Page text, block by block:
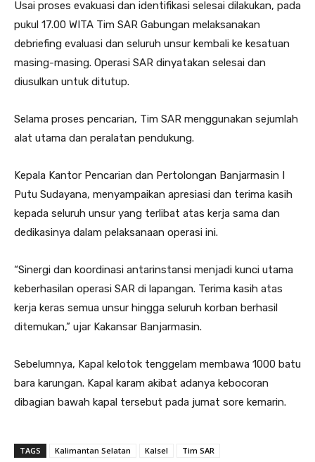
Usai proses evakuasi dan identifikasi selesai dilakukan, pada
pukul 17.00 WITA Tim SAR Gabungan melaksanakan
debriefing evaluasi dan seluruh unsur kembali ke kesatuan
masing-masing. Operasi SAR dinyatakan selesai dan
diusulkan untuk ditutup.
Selama proses pencarian, Tim SAR menggunakan sejumlah
alat utama dan peralatan pendukung.
Kepala Kantor Pencarian dan Pertolongan Banjarmasin I
Putu Sudayana, menyampaikan apresiasi dan terima kasih
kepada seluruh unsur yang terlibat atas kerja sama dan
dedikasinya dalam pelaksanaan operasi ini.
“Sinergi dan koordinasi antarinstansi menjadi kunci utama
keberhasilan operasi SAR di lapangan. Terima kasih atas
kerja keras semua unsur hingga seluruh korban berhasil
ditemukan,” ujar Kakansar Banjarmasin.
Sebelumnya, Kapal kelotok tenggelam membawa 1000 batu
bara karungan. Kapal karam akibat adanya kebocoran
dibagian bawah kapal tersebut pada jumat sore kemarin.
TAGS Kalimantan Selatan Kalsel Tim SAR